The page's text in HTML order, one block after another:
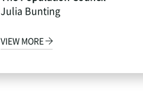
Julia Bunting
VIEW MORE